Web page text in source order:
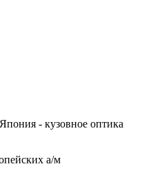
- кузовное оптика
а/м